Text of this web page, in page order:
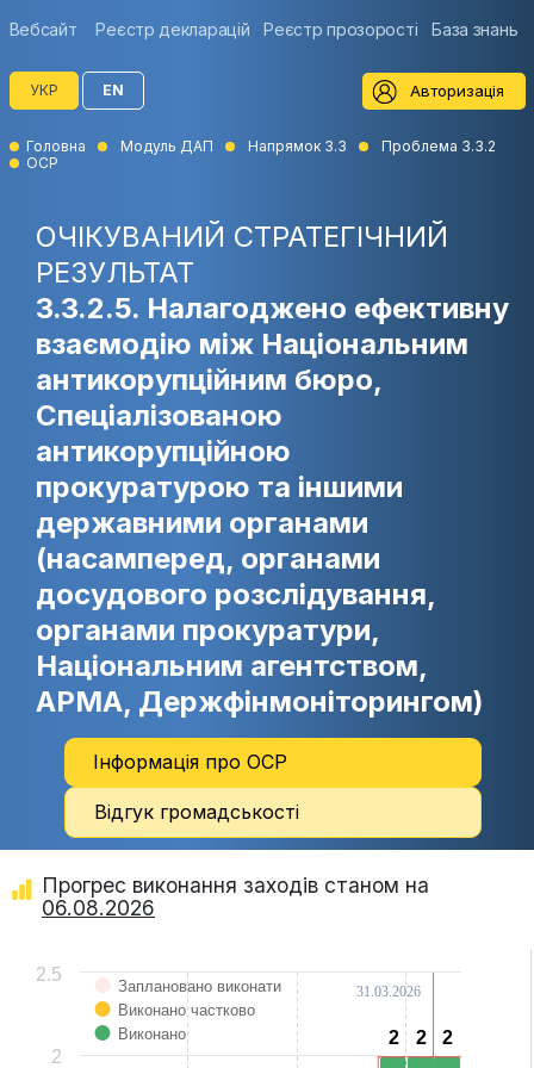
Вебсайт Реєстр декларацій Реєстр прозорості База знань
УКР EN Авторизація
Головна Модуль ДАП Напрямок 3.3
Проблема 3.3.2
ОСР
ОЧІКУВАНИЙ СТРАТЕГІЧНИЙ
РЕЗУЛЬТАТ
3.3.2.5. Налагоджено ефективну
взаємодію між Національним
антикорупційним бюро,
Спеціалізованою
антикорупційною
прокуратурою та іншими
державними органами
(насамперед, органами
досудового розслідування,
органами прокуратури,
Національним агентством,
АРМА, Держфінмоніторингом)
Інформація про ОСР
Відгук громадськості
Прогрес виконання заходів станом на
06.08.2026
Chart
Bar chart with 3 data series.
View as data table, Chart
The chart has 1 X axis displaying categories.
The chart has 1 Y axis displaying Values. Data ranges from 0 to 2.2
2 2
2 2
2
Заплановано виконати
Виконано частково
Виконано
2
2.5
31.03.2026